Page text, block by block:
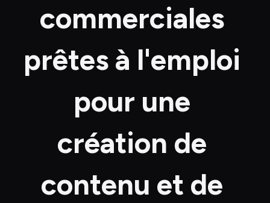
commerciales
prêtes à l'emploi
pour une
création de
contenu et de